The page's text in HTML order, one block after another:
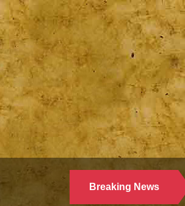
Breaking News